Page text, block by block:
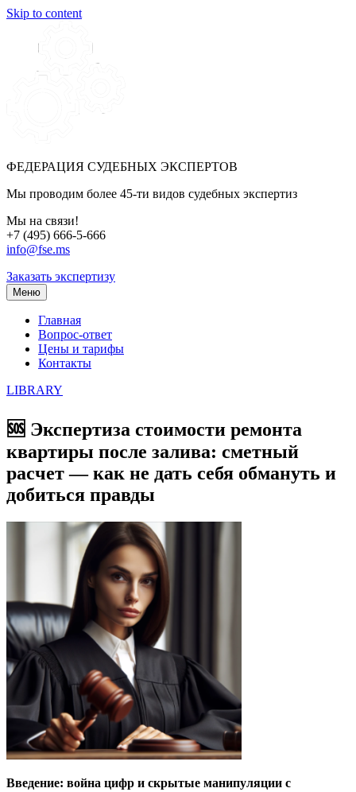
Skip to content
ФЕДЕРАЦИЯ СУДЕБНЫХ ЭКСПЕРТОВ
Мы проводим более 45-ти видов судебных экспертиз
Мы на связи!
+7 (495) 666-5-666
info@fse.ms
Заказать экспертизу
Меню
Главная
Вопрос-ответ
Цены и тарифы
Контакты
LIBRARY
🆘 Экспертиза стоимости ремонта
квартиры после залива: сметный
расчет — как не дать себя обмануть и
добиться правды
Введение: война цифр и скрытые манипуляции с